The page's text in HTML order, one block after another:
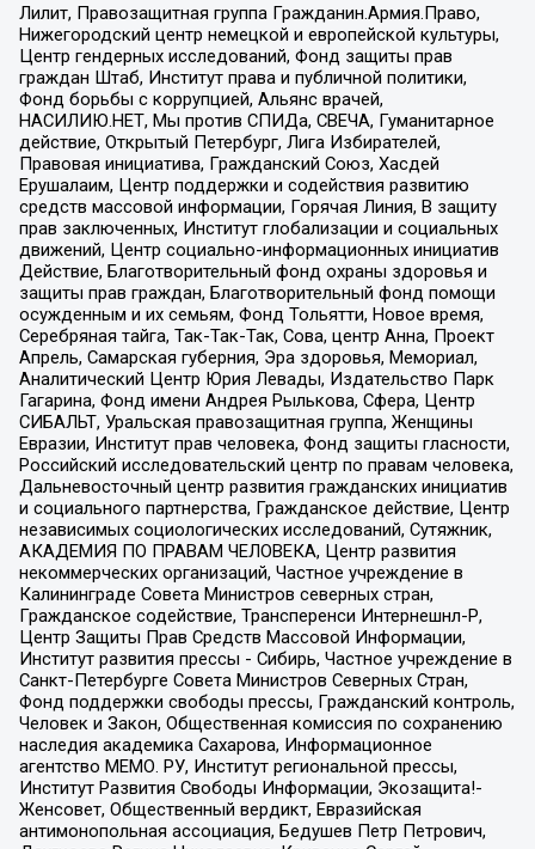
Лилит, Правозащитная группа Гражданин.Армия.Право,
Нижегородский центр немецкой и европейской культуры,
Центр гендерных исследований, Фонд защиты прав
граждан Штаб, Институт права и публичной политики,
Фонд борьбы с коррупцией, Альянс врачей,
НАСИЛИЮ.НЕТ, Мы против СПИДа, СВЕЧА, Гуманитарное
действие, Открытый Петербург, Лига Избирателей,
Правовая инициатива, Гражданский Союз, Хасдей
Ерушалаим, Центр поддержки и содействия развитию
средств массовой информации, Горячая Линия, В защиту
прав заключенных, Институт глобализации и социальных
движений, Центр социально-информационных инициатив
Действие, Благотворительный фонд охраны здоровья и
защиты прав граждан, Благотворительный фонд помощи
осужденным и их семьям, Фонд Тольятти, Новое время,
Серебряная тайга, Так-Так-Так, Сова, центр Анна, Проект
Апрель, Самарская губерния, Эра здоровья, Мемориал,
Аналитический Центр Юрия Левады, Издательство Парк
Гагарина, Фонд имени Андрея Рылькова, Сфера, Центр
СИБАЛЬТ, Уральская правозащитная группа, Женщины
Евразии, Институт прав человека, Фонд защиты гласности,
Российский исследовательский центр по правам человека,
Дальневосточный центр развития гражданских инициатив
и социального партнерства, Гражданское действие, Центр
независимых социологических исследований, Сутяжник,
АКАДЕМИЯ ПО ПРАВАМ ЧЕЛОВЕКА, Центр развития
некоммерческих организаций, Частное учреждение в
Калининграде Совета Министров северных стран,
Гражданское содействие, Трансперенси Интернешнл-Р,
Центр Защиты Прав Средств Массовой Информации,
Институт развития прессы - Сибирь, Частное учреждение в
Санкт-Петербурге Совета Министров Северных Стран,
Фонд поддержки свободы прессы, Гражданский контроль,
Человек и Закон, Общественная комиссия по сохранению
наследия академика Сахарова, Информационное
агентство МЕМО. РУ, Институт региональной прессы,
Институт Развития Свободы Информации, Экозащита!-
Женсовет, Общественный вердикт, Евразийская
антимонопольная ассоциация, Бедушев Петр Петрович,